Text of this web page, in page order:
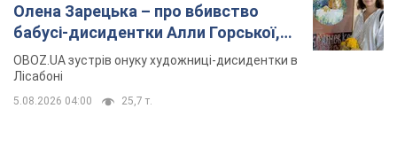
Олена Зарецька – про вбивство
бабусі-дисидентки Алли Горської,
критику Дмитра Стуса та втечу в
Португалію з 5 дітьми
OBOZ.UA зустрів онуку художниці-дисидентки в
Лісабоні
5.08.2026 04:00 25,7 т.